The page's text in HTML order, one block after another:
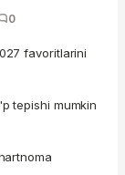
0
favoritlarini
tepishi mumkin